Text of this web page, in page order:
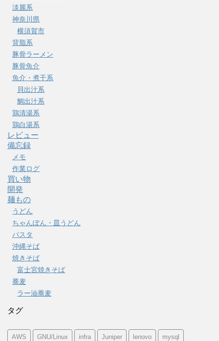
淡麗系
神奈川県
横須賀市
背脂系
豚骨ラーメン
豚骨魚介
魚介・煮干系
貝出汁系
鯛出汁系
鶏清湯系
鶏白湯系
レビュー
備忘録
メモ
作業ログ
買い物
開発
麺もの
うどん
ちゃんぽん・皿うどん
パスタ
沖縄そば
焼きそば
富士宮焼きそば
蕎麦
ラー油蕎麦
タグ
AWS GNU/Linux infra Juniper lenovo mysql